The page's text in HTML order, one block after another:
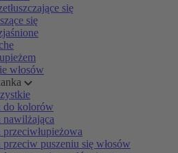
się
się
włosów
do kolorów
puszeniu się włosów